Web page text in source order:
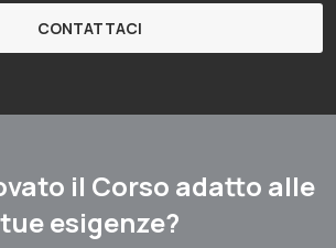
CONTATTACI
il Corso adatto alle
tue esigenze?